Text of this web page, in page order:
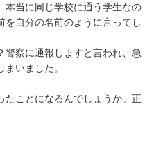
本当に同じ学校に通う学生なの
自分の名前のように言ってし
警察に通報しますと言われ、急
いました。
たことになるんでしょうか。正